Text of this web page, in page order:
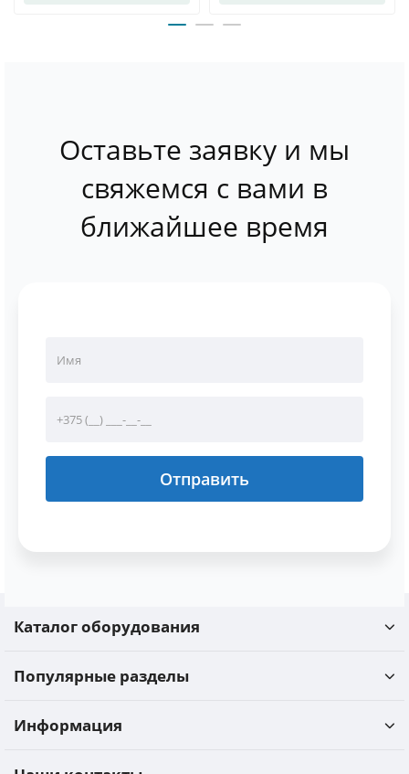
Оставьте заявку и мы
свяжемся с вами в
ближайшее время
Отправить
Каталог оборудования
Популярные разделы
Информация